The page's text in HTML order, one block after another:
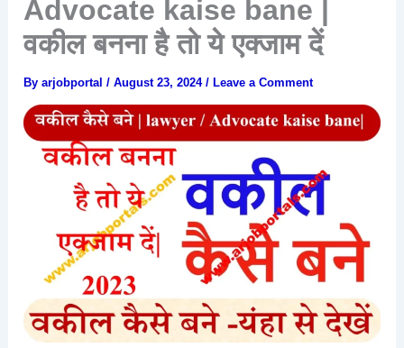
Advocate kaise bane |
वकील बनना है तो ये एक्जाम दें
Byarjobportal/August 23, 2024/ Leave a Comment